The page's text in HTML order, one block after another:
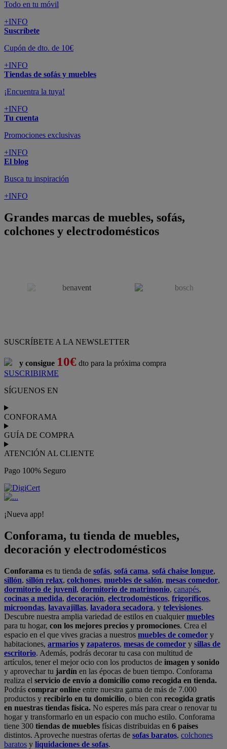
Todo en tu móvil
+INFO
Suscríbete
Cupón de dto. de 10€
+INFO
Tiendas de sofás y muebles
¡Encuentra la tuya!
+INFO
Tu cuenta
Promociones exclusivas
+INFO
El blog
Busca tu inspiración
+INFO
Grandes marcas de muebles, sofás,
colchones y electrodomésticos
SUSCRÍBETE A LA NEWSLETTER
y consigue 10€ dto para la próxima compra
SUSCRIBIRME
SÍGUENOS EN
CONFORAMA
GUÍA DE COMPRA
ATENCIÓN AL CLIENTE
Pago 100% Seguro
¡Nueva app!
Conforama, tu tienda de muebles,
decoración y electrodomésticos
Conforama es tu tienda de sofás, sofá cama, sofá chaise longue,
sillón, sillón relax, colchones, muebles de salón, mesas comedor,
dormitorio de juvenil, dormitorio de matrimonio, canapés,
cocinas a medida, decoración, electrodomésticos, frigoríficos,
microondas, lavavajillas, lavadora secadora, y televisiones.
Descubre nuestra amplia variedad de estilos en cualquiermuebles
para tu hogar, con los mejores precios y promociones. Crea el
espacio en el que vives gracias a nuestros muebles de comedor y
habitaciones, armarios y zapateros, mesas de comedor y sillas de
escritorio. Además, podrás decorar tu casa con multitud de
artículos, tener el mejor ocio con los productos de imagen y sonido
y aprovechar tu jardín en las épocas de buen tiempo. Conforama
realiza el servicio de envío a domicilio como recogida en tienda.
Podrás comprar online entre nuestra gama de más de 7.000
productos y recibirlo en tu domicilio, o bien con recogida gratis
en nuestras tiendas física. No esperes más para crear o renovar tu
hogar y transformarlo en un espacio con mucho estilo. Conforama
tiene 300 tiendas de muebles físicas distribuidas en 6 países
distintos. Aproveche nuestras ofertas de sofas baratos, colchones
baratos y liquidaciones de sofas.